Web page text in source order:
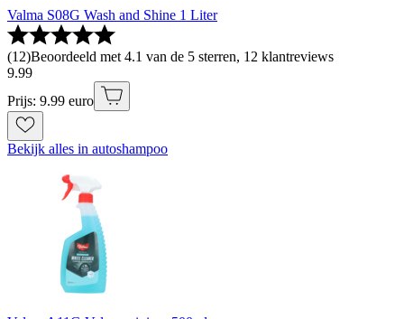
Valma S08G Wash and Shine 1 Liter
(12)Beoordeeld met 4.1 van de 5 sterren, 12 klantreviews
9.99
Prijs: 9.99 euro
Bekijk alles in autoshampoo